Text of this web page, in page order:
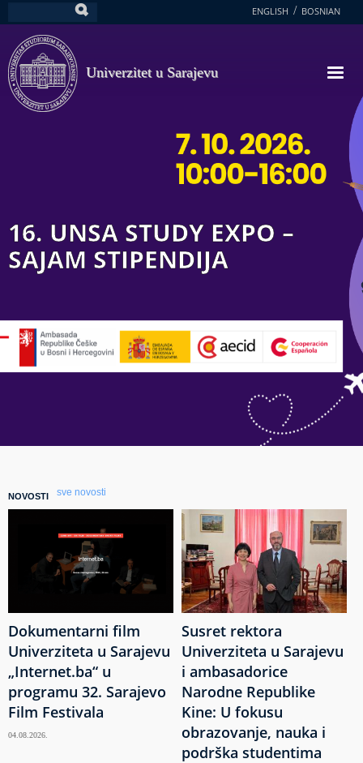
na
glavni
sadržaj
ENGLISH BOSNIAN
Univerzitet u Sarajevu
16. UNSA STUDY EXPO –
SAJAM STIPENDIJA
NOVOSTI sve novosti
Dokumentarni film
Univerziteta u Sarajevu
„Internet.ba“ u
programu 32. Sarajevo
Film Festivala
04.08.2026.
Susret rektora
Univerziteta u Sarajevu
i ambasadorice
Narodne Republike
Kine: U fokusu
obrazovanje, nauka i
podrška studentima